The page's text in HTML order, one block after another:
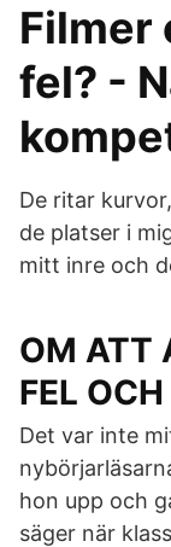
Filmer
fel? -
De ritar
de platser i
mitt inre och
OM ATT
FEL
Det var inte
hon upp och
säger när